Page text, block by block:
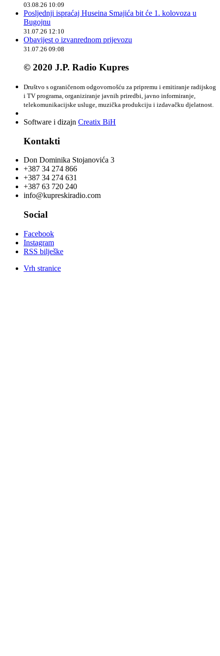
03.08.26 10:09
Posljednji ispraćaj Huseina Smajića bit će 1. kolovoza u
Bugojnu
31.07.26 12:10
Obavijest o izvanrednom prijevozu
31.07.26 09:08
© 2020 J.P. Radio Kupres
Društvo s ograničenom odgovornošću za pripremu i emitiranje radijskog
i TV programa, organiziranje javnih priredbi, javno informiranje,
telekomunikacijske usluge, muzička produkciju i izdavačku djelatnost.
Software i dizajn Creatix BiH
Kontakti
Don Dominika Stojanovića 3
+387 34 274 866
+387 34 274 631
+387 63 720 240
info@kupreskiradio.com
Social
Facebook
Instagram
RSS bilješke
Vrh stranice